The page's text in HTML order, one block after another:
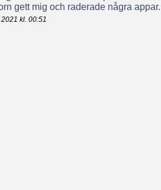
gett mig och raderade några
kl. 00:51